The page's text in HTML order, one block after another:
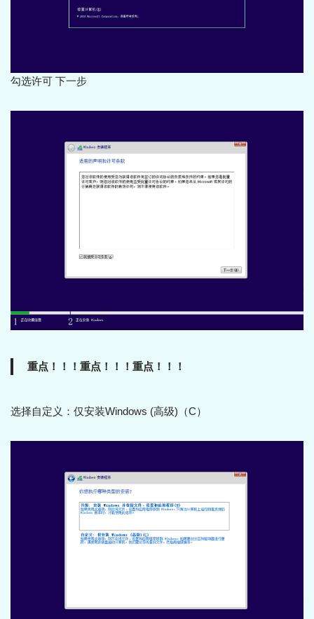
勾选许可 下一步
重点！！！重点！！！重点！！！
选择自定义：仅安装Windows (高级)（C）